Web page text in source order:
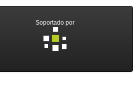
Soportado por